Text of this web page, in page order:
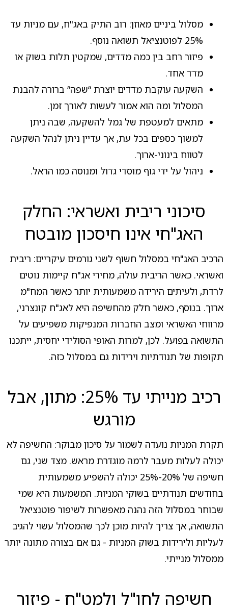
מסלול ביניים מאוזן: רוב התיק באג"ח, עם מניות עד
25% לפוטנציאל תשואה נוסף.
פיזור רחב בין כמה מדדים, שמקטין תלות בשוק או
מדד אחד.
השקעה עוקבת מדדים יוצרת “שפה” ברורה להבנת
המסלול ומה הוא אמור לעשות לאורך זמן.
מתאים למעטפת של גמל להשקעה, שבה ניתן
למשוך כספים בכל עת, אך עדיין ניתן לנהל השקעה
לטווח בינוני-ארוך.
ניהול על ידי גוף מוסדי גדול ומנוסה כמו הראל.
סיכוני ריבית ואשראי: החלק
האג"חי אינו חיסכון מובטח
הרכיב האג"חי במסלול חשוף לשני גורמים עיקריים: ריבית
ואשראי. כאשר הריבית עולה, מחירי אג"ח קיימות נוטים
לרדת, ולעיתים הירידה משמעותית יותר כאשר המח"מ
ארוך. בנוסף, כאשר חלק מהחשיפה היא לאג"ח קונצרני,
מרווחי האשראי ומצב החברות המנפיקות משפיעים על
התשואה בפועל. לכן, למרות האופי הסולידי יחסית, ייתכנו
תקופות של תנודתיות וירידות גם במסלול כזה.
רכיב מנייתי עד 25%: מתון, אבל
מורגש
תקרת המניות נועדה לשמור על סיכון מבוקר: החשיפה לא
יכולה לעלות מעבר לרמה מוגדרת מראש. מצד שני, גם
חשיפה של 20%-25% יכולה להשפיע משמעותית
בחודשים תנודתיים בשוקי המניות. המשמעות היא שמי
שבוחר במסלול הזה נהנה מאפשרות לשיפור פוטנציאל
התשואה, אך צריך להיות מוכן לכך שהמסלול עשוי להגיב
לעליות ולירידות בשוק המניות - גם אם בצורה מתונה יותר
ממסלול מנייתי.
חשיפה לחו"ל ולמט"ח - פיזור